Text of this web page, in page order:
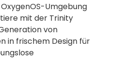
Umgebung
mit der Trinity
von
in frischem Design für